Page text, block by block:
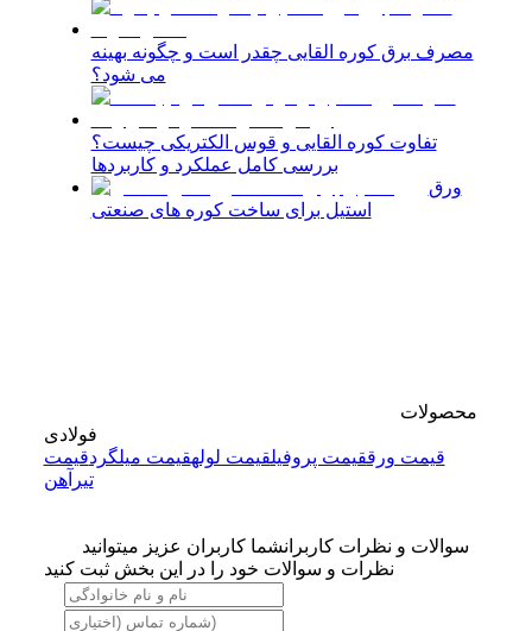
مصرف برق کوره القایی چقدر است و چگونه بهینه
می شود؟
تفاوت کوره القایی و قوس الکتریکی چیست؟
بررسی کامل عملکرد و کاربردها
ورق
استیل برای ساخت کوره های صنعتی
محصولات
فولادی
قیمت ورققیمت پروفیلقیمت لولهقیمت میلگردقیمت
تیرآهن
سوالات و نظرات کاربرانشما کاربران عزیز میتوانید
نظرات و سوالات خود را در این بخش ثبت کنید